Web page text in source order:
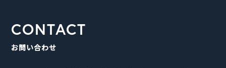
CONTACT
お問い合わせ